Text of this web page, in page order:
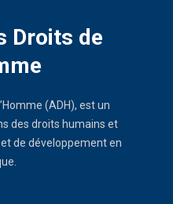
Droits de
(ADH), est un
des droits humains et
de développement en